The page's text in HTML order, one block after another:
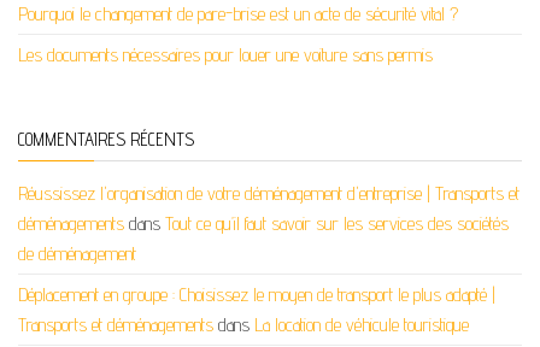
Pourquoi le changement de pare-brise est un acte de sécurité vital ?
Les documents nécessaires pour louer une voiture sans permis
COMMENTAIRES RÉCENTS
Réussissez l'organisation de votre déménagement d'entreprise | Transports et
déménagements dans Tout ce qu’il faut savoir sur les services des sociétés
de déménagement
Déplacement en groupe : Choisissez le moyen de transport le plus adapté |
Transports et déménagements dans La location de véhicule touristique